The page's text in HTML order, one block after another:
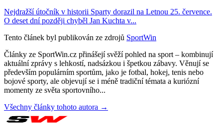
Nejdražší útočník v historii Sparty dorazil na Letnou 25. července.
O deset dní později chyběl Jan Kuchta v...
Tento článek byl publikován ze zdrojů SportWin
Články ze SportWin.cz přinášejí svěží pohled na sport – kombinují
aktuální zprávy s lehkostí, nadsázkou i špetkou zábavy. Věnují se
především populárním sportům, jako je fotbal, hokej, tenis nebo
bojové sporty, ale objevují se i méně tradiční témata a kuriózní
momenty ze světa sportovního...
Všechny články tohoto autora →